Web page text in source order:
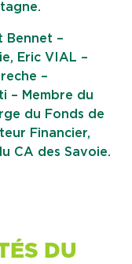
Bennet –
Eric VIAL –
–
– Membre du
du Fonds de
Financier,
CA des Savoie.
DU